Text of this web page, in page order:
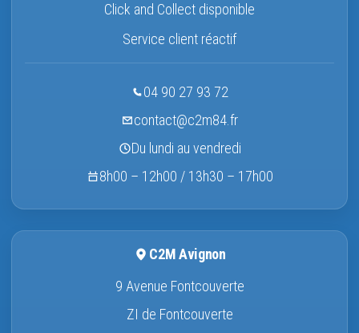
Click and Collect disponible
Service client réactif
04 90 27 93 72
contact@c2m84.fr
Du lundi au vendredi
8h00 – 12h00 / 13h30 – 17h00
C2M Avignon
9 Avenue Fontcouverte
ZI de Fontcouverte